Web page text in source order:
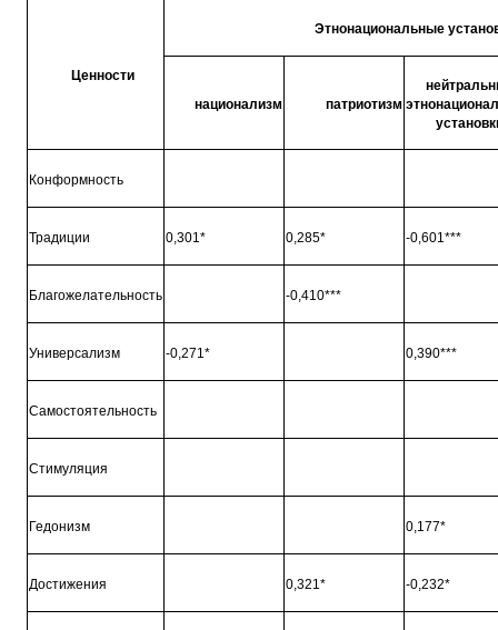
Ценности
Этнонациональные
национализм патриотизм
Конформность
Традиции 0,301* 0,285* -0,601***
Благожелательность -0,410***
Универсализм -0,271* 0,390***
Самостоятельность
Стимуляция
Гедонизм 0,177*
Достижения 0,321* -0,232*